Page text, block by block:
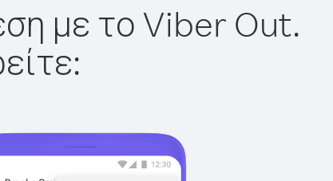
με το Viber Out.